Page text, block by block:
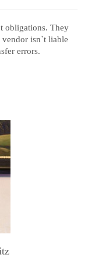
obligations. They
vendor isn`t liable
errors.